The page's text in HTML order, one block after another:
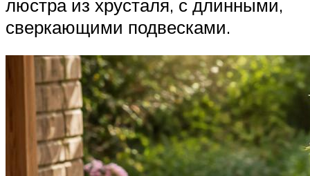
люстра из хрусталя, с длинными,
сверкающими подвесками.